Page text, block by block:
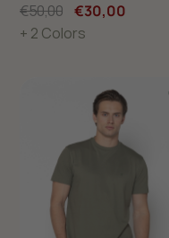
€50,00 €30,00
+ 2 Colors